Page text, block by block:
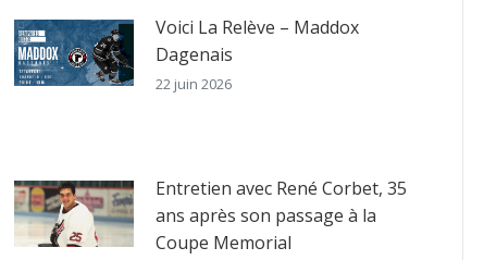
Voici La Relève – Maddox
Dagenais
22 juin 2026
Entretien avec René Corbet, 35
ans après son passage à la
Coupe Memorial